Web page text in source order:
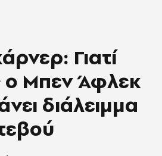
Γιατί
ο Μπεν Άφλεκ
διάλειμμα